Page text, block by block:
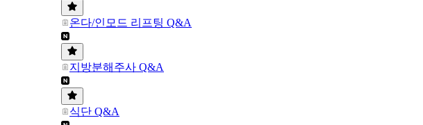
온다/인모드 리프팅 Q&A
지방분해주사 Q&A
식단 Q&A